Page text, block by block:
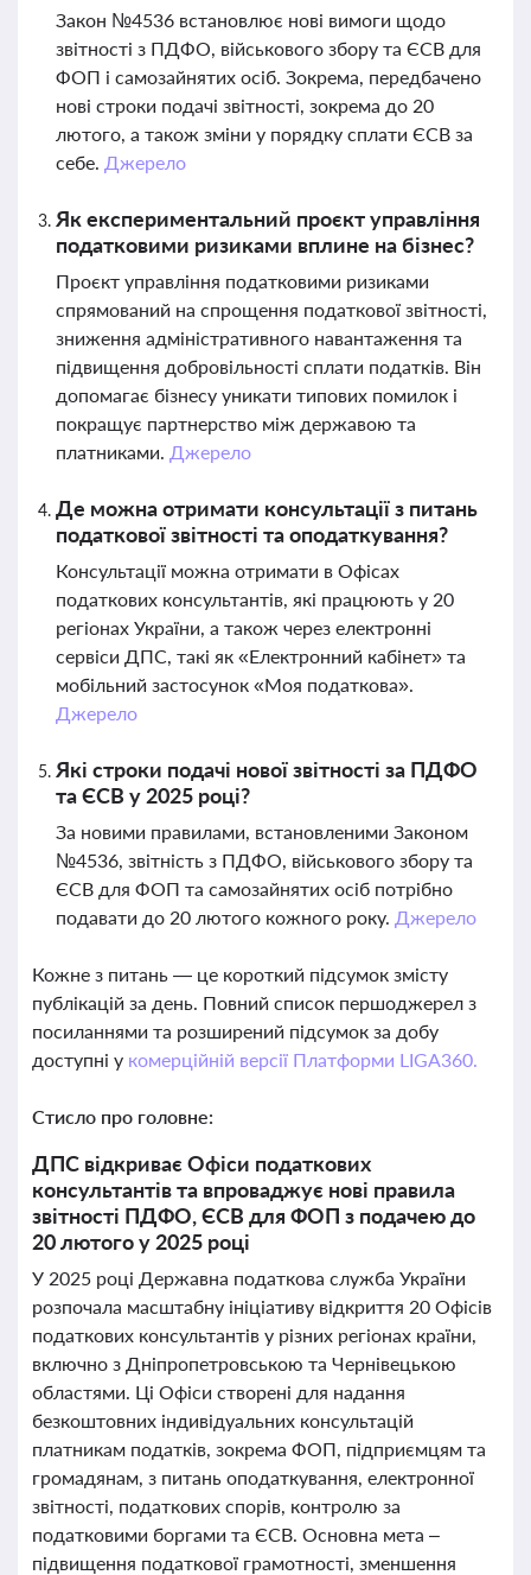
Закон №4536 встановлює нові вимоги щодо
звітності з ПДФО, військового збору та ЄСВ для
ФОП і самозайнятих осіб. Зокрема, передбачено
нові строки подачі звітності, зокрема до 20
лютого, а також зміни у порядку сплати ЄСВ за
себе. Джерело
Як експериментальний проєкт управління
податковими ризиками вплине на бізнес?
Проєкт управління податковими ризиками
спрямований на спрощення податкової звітності,
зниження адміністративного навантаження та
підвищення добровільності сплати податків. Він
допомагає бізнесу уникати типових помилок і
покращує партнерство між державою та
платниками. Джерело
Де можна отримати консультації з питань
податкової звітності та оподаткування?
Консультації можна отримати в Офісах
податкових консультантів, які працюють у 20
регіонах України, а також через електронні
сервіси ДПС, такі як «Електронний кабінет» та
мобільний застосунок «Моя податкова».
Джерело
Які строки подачі нової звітності за ПДФО
та ЄСВ у 2025 році?
За новими правилами, встановленими Законом
№4536, звітність з ПДФО, військового збору та
ЄСВ для ФОП та самозайнятих осіб потрібно
подавати до 20 лютого кожного року. Джерело
Кожне з питань — це короткий підсумок змісту
публікацій за день. Повний список першоджерел з
посиланнями та розширений підсумок за добу
доступні у комерційній версії Платформи LIGA360.
Стисло про головне:
ДПС відкриває Офіси податкових
консультантів та впроваджує нові правила
звітності ПДФО, ЄСВ для ФОП з подачею до
20 лютого у 2025 році
У 2025 році Державна податкова служба України
розпочала масштабну ініціативу відкриття 20 Офісів
податкових консультантів у різних регіонах країни,
включно з Дніпропетровською та Чернівецькою
областями. Ці Офіси створені для надання
безкоштовних індивідуальних консультацій
платникам податків, зокрема ФОП, підприємцям та
громадянам, з питань оподаткування, електронної
звітності, податкових спорів, контролю за
податковими боргами та ЄСВ. Основна мета –
підвищення податкової грамотності, зменшення